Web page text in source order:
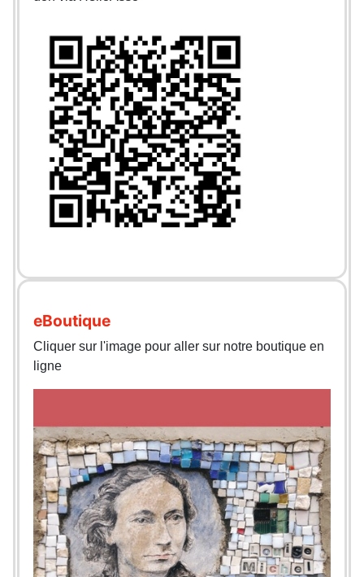
eBoutique
Cliquer sur l'image pour aller sur notre boutique en
ligne